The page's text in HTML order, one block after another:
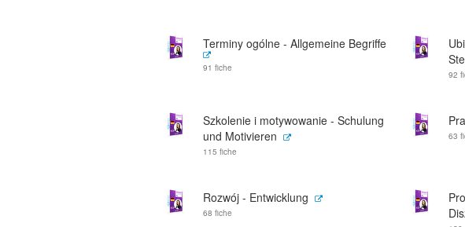
Terminy ogólne - Allgemeine Begriffe
91 fiche
92
Szkolenie i motywowanie - Schulung
und Motivieren
115 fiche
63
Rozwój - Entwicklung
68 fiche